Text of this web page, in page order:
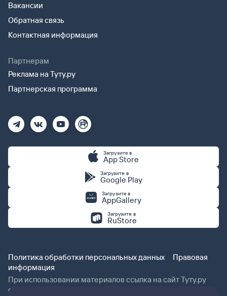
Вакансии
Обратная связь
Контактная информация
Партнерам
Реклама на Туту.ру
Партнерская программа
Загрузите в
App Store
Загрузите в
Google Play
Загрузите в
AppGallery
Загрузите в
RuStore
Политика обработки персональных данных
Правовая
информация
При использовании материалов ссылка на сайт Туту.ру
обязательна.